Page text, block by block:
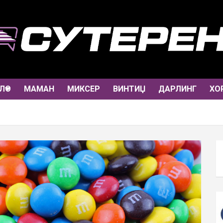
МАМАН МИКСЕР ВИНТИЏ ДАРЛИНГ